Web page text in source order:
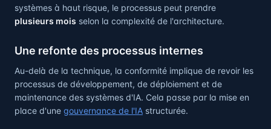
systèmes à haut risque, le processus peut prendre
plusieurs mois selon la complexité de l'architecture.
Une refonte des processus internes
Au-delà de la technique, la conformité implique de revoir les
processus de développement, de déploiement et de
maintenance des systèmes d'IA. Cela passe par la mise en
place d'une gouvernance de l'IA structurée.